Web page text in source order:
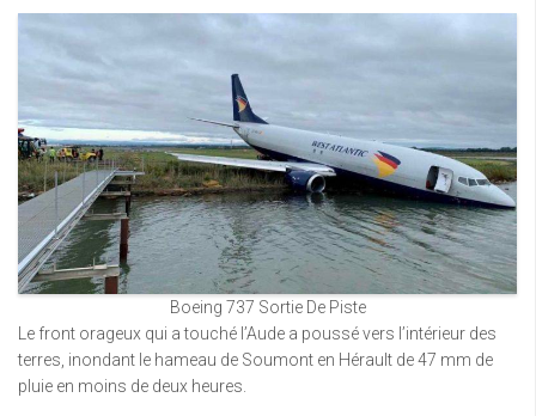
Boeing 737 Sortie De Piste
Le front orageux qui a touché l’Aude a poussé vers l’intérieur des
terres, inondant le hameau de Soumont en Hérault de 47 mm de
pluie en moins de deux heures.